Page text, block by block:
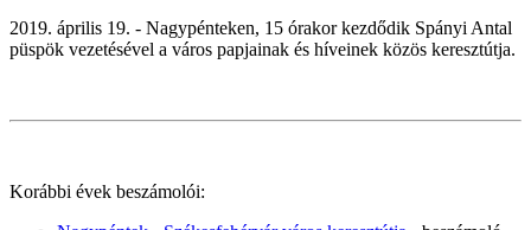
2019. április 19. - Nagypénteken, 15 órakor kezdődik Spányi Antal
püspök vezetésével a város papjainak és híveinek közös keresztútja.
Korábbi évek beszámolói: